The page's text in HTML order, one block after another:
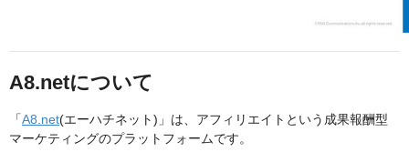
A8.netについて
「A8.net(エーハチネット)」は、アフィリエイトという成果報酬型
マーケティングのプラットフォームです。